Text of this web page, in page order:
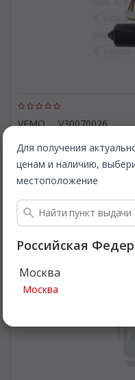
Для получения
ценам и наличию,
местоположение
Российская
Москва
Москва
VEMO V30070026
1 376₽